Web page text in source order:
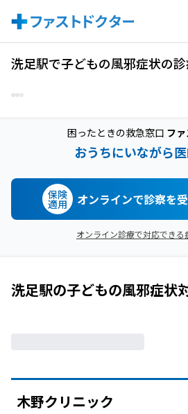
洗足駅で子どもの風邪症状の
困ったときの救急窓口 フ
おうちにいながら
保険
適用 オンラインで診察を
オンライン診療で対応できる
洗足駅の子どもの風邪症状
木野クリニック